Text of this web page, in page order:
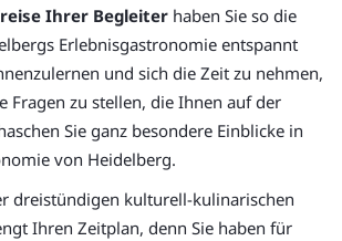
Ihrer Begleiter haben Sie so die
Erlebnisgastronomie entspannt
und sich die Zeit zu nehmen,
Fragen zu stellen, die Ihnen auf der
Sie ganz besondere Einblicke in
von Heidelberg.
dreistündigen kulturell-kulinarischen
Ihren Zeitplan, denn Sie haben für